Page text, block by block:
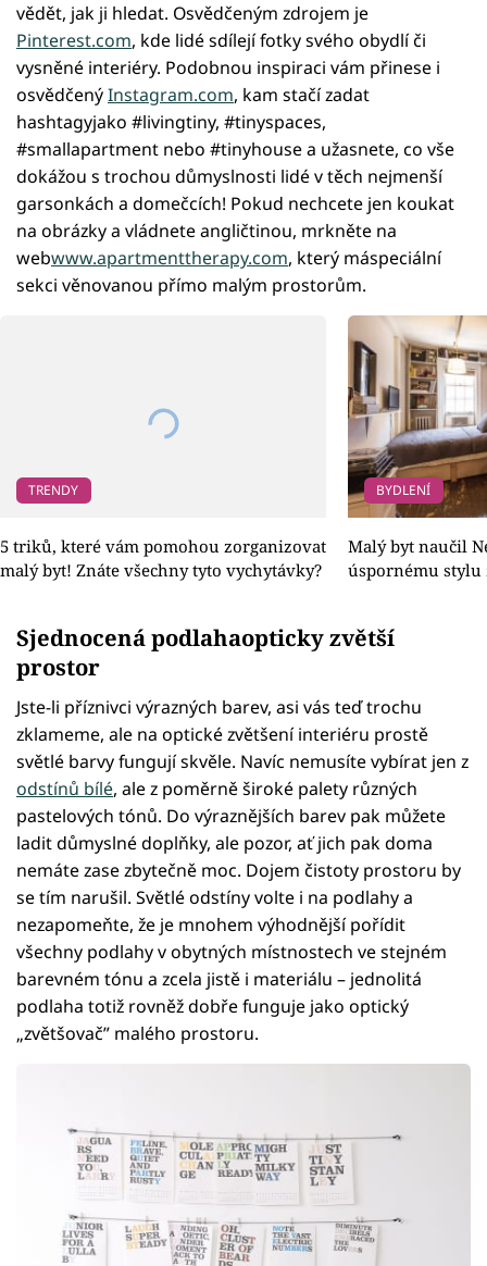
vědět, jak ji hledat. Osvědčeným zdrojem je
Pinterest.com, kde lidé sdílejí fotky svého obydlí či
vysněné interiéry. Podobnou inspiraci vám přinese i
osvědčenýInstagram.com, kam stačí zadat
hashtagyjako #livingtiny, #tinyspaces,
#smallapartment nebo #tinyhouse a užasnete, co vše
dokážou s trochou důmyslnosti lidé v těch nejmenší
garsonkách a domečcích! Pokud nechcete jen koukat
na obrázky a vládnete angličtinou, mrkněte na
webwww.apartmenttherapy.com, který máspeciální
sekci věnovanou přímo malým prostorům.
TRENDY
5 triků, které vám pomohou zorganizovat
malý byt! Znáte všechny tyto vychytávky?
BYDLENÍ
Malý byt naučil
úspornému stylu
Sjednocená podlahaopticky zvětší
prostor
Jste-li příznivci výrazných barev, asi vás teď trochu
zklameme, ale na optické zvětšení interiéru prostě
světlé barvy fungují skvěle. Navíc nemusíte vybírat jen z
odstínů bílé, ale z poměrně široké palety různých
pastelových tónů. Do výraznějších barev pak můžete
ladit důmyslné doplňky, ale pozor, ať jich pak doma
nemáte zase zbytečně moc. Dojem čistoty prostoru by
se tím narušil. Světlé odstíny volte i na podlahy a
nezapomeňte, že je mnohem výhodnější pořídit
všechny podlahy v obytných místnostech ve stejném
barevném tónu a zcela jistě i materiálu – jednolitá
podlaha totiž rovněž dobře funguje jako optický
„zvětšovač” malého prostoru.